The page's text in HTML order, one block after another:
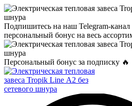
Подпишитесь на наш Telegram-канал
персональный бонус на весь
Персональный бонус за подписку 🔥